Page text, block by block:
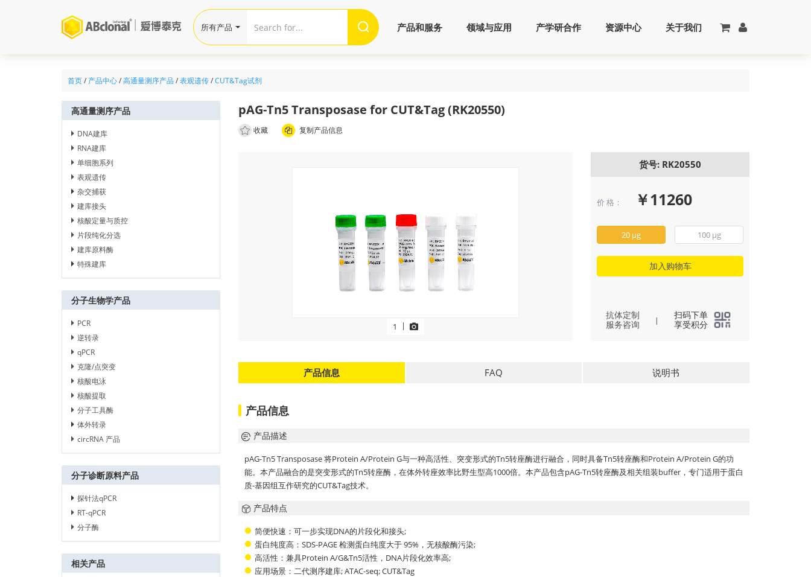
首页/ 产品中心/高通量测序产品/表观遗传/CUT&Tag试剂
高通量测序产品
DNA建库
RNA建库
单细胞系列
表观遗传
杂交捕获
建库接头
核酸定量与质控
片段纯化分选
建库原料酶
特殊建库
分子生物学产品
PCR
逆转录
qPCR
克隆/点突变
核酸电泳
核酸提取
分子工具酶
体外转录
circRNA 产品
分子诊断原料产品
探针法qPCR
RT-qPCR
分子酶
相关产品
pAG-Tn5 Transposase for CUT&Tag (RK20550)
收藏 复制产品信息
1 |
货号: RK20550
价 格： ￥11260
20 μg 100 μg
加入购物车
抗体定制
服务咨询
|
扫码下单
享受积分
产品信息 FAQ 说明书
产品信息
产品描述
pAG-Tn5 Transposase 将Protein A/Protein G与一种高活性、突变形式的Tn5转座酶进行融合，同时具备Tn5转座酶和Protein A/Protein G的功
能。本产品融合的是突变形式的Tn5转座酶，在体外转座效率比野生型高1000倍。本产品包含pAG-Tn5转座酶及相关组装buffer，专门适用于蛋白
质-基因组互作研究的CUT&Tag技术。
产品特点
简便快速：可一步实现DNA的片段化和接头;
蛋白纯度高：SDS-PAGE 检测蛋白纯度大于 95%，无核酸酶污染;
高活性：兼具Protein A/G&Tn5活性，DNA片段化效率高;
应用场景：二代测序建库; ATAC-seq; CUT&Tag
产品和服务 领域与应用 产学研合作 资源中心 关于我们
所有产品